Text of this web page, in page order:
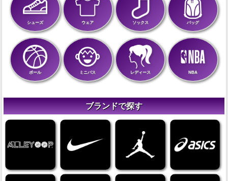
シューズ ウェア ソックス バッグ
ボール ミニバス レディース NBA
ブランドで探す